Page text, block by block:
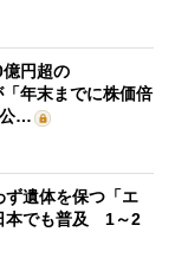
円超の
年末までに株価倍
公…
ず遺体を保つ「エ
本でも普及 1～2